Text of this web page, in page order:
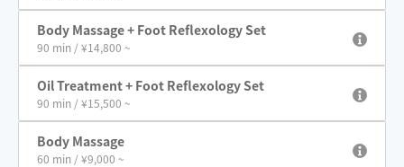
Body Massage + Foot Reflexology Set
90 min / ¥14,800 ~
Oil Treatment + Foot Reflexology Set
90 min / ¥15,500 ~
Body Massage
60 min / ¥9,000 ~